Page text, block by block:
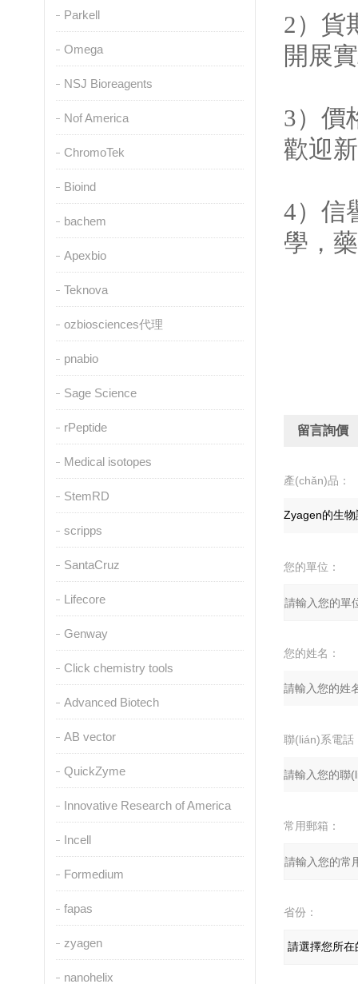
Parkell
Omega
NSJ Bioreagents
Nof America
ChromoTek
Bioind
bachem
Apexbio
Teknova
ozbiosciences代理
pnabio
Sage Science
rPeptide
Medical isotopes
StemRD
scripps
SantaCruz
Lifecore
Genway
Click chemistry tools
Advanced Biotech
AB vector
QuickZyme
Innovative Research of America
Incell
Formedium
fapas
zyagen
nanohelix
2）貨
開展
3）價
歡迎
4）信
學，
留言詢價
產(chǎn)品：
您的單位：
您的姓名：
聯(lián)系電話
常用郵箱：
省份：